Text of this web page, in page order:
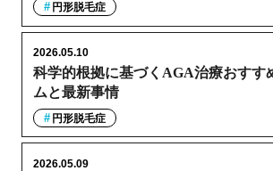
円形脱毛症
科学的根拠に基づくAGA治療おすす
ムと最新事情
2026.05.10
円形脱毛症
2026.05.09